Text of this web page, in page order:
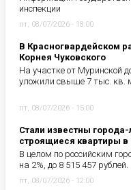
инспекции
пт, 08/07/2026 - 18:00
В Красногвардейском
Корнея Чуковского
На участке от Муринской
уложили свыше 7 тыс. кв.
пт, 08/07/2026 - 15:00
Стали известны
строящиеся квартиры в
В целом по российским
на 2%, до 8 515 457 рублей.
пт, 08/07/2026 - 12:00